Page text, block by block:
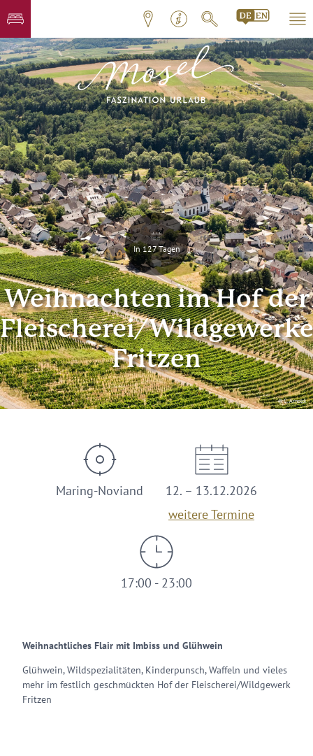
© C. Arnoldi
In 127 Tagen
Weihnachten im Hof der
Fleischerei/Wildgewerke
Fritzen
Maring-Noviand
12. – 13.12.2026
weitere Termine
17:00 - 23:00
Weihnachtliches Flair mit Imbiss und Glühwein
Glühwein, Wildspezialitäten, Kinderpunsch, Waffeln und vieles
mehr im festlich geschmückten Hof der Fleischerei/Wildgewerk
Fritzen